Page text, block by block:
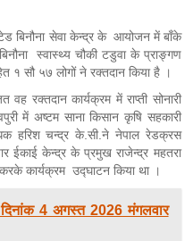
बिनौना सेवा केन्द्र के आयोजन में बाँके
बिनौना स्वास्थ्य चौकी टडुवा के प्राङ्गण
१ सौ ५७ लोगों ने रक्तदान किया है ।
रक्तदान कार्यक्रम में राप्ती सोनारी
में अष्टम साना किसान कृषि सहकारी
हरिश चन्द्र के.सी.ने नेपाल रेडक्रस
ईकाई केन्द्र के प्रमुख राजेन्द्र महतरा
कार्यक्रम उद्घाटन किया था ।
4 अगस्त 2026 मंगलवार